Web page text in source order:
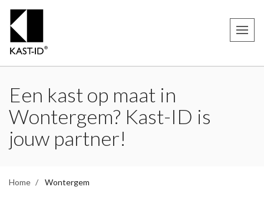
Een kast op maat in
Wontergem? Kast-ID is
jouw partner!
Home Wontergem